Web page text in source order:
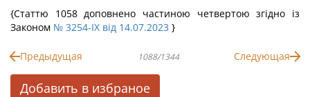
{Статтю 1058 доповнено частиною четвертою згідно із
Законом № 3254-IX від 14.07.2023 }
Предыдущая 1088/1344 Следующая
Добавить в избраное